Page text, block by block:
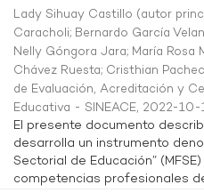
Lady Sihuay Castillo (autor
Caracholi; Bernardo García
Nelly Góngora Jara; María Rosa
Chávez Ruesta; Cristhian
de Evaluación, Acreditación y
Educativa - SINEACE, 2022-10-
El presente documento
desarrolla un instrumento
Sectorial de Educación”
competencias profesionales